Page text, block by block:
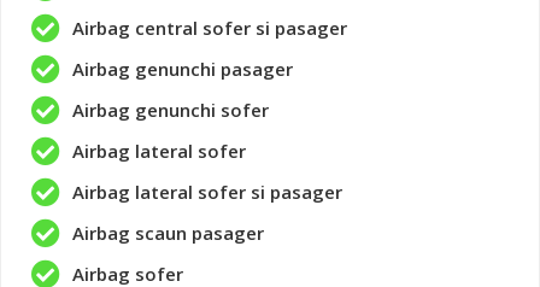
Airbag central sofer si pasager
Airbag genunchi pasager
Airbag genunchi sofer
Airbag lateral sofer
Airbag lateral sofer si pasager
Airbag scaun pasager
Airbag sofer